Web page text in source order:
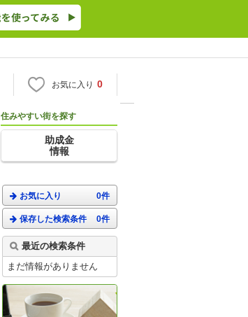
お気に入り 0
住みやすい街を探す
助成金
情報
お気に入り 0件
保存した検索条件 0件
最近の検索条件
まだ情報がありません